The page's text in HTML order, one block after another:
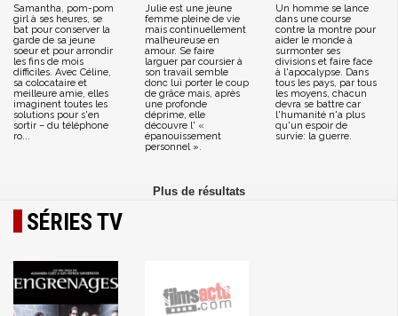
Samantha, pom-pom
girl à ses heures, se
bat pour conserver la
garde de sa jeune
soeur et pour arrondir
les fins de mois
difficiles. Avec Céline,
sa colocataire et
meilleure amie, elles
imaginent toutes les
solutions pour s'en
sortir – du téléphone
ro...
Julie est une jeune
femme pleine de vie
mais continuellement
malheureuse en
amour. Se faire
larguer par coursier à
son travail semble
donc lui porter le coup
de grâce mais, après
une profonde
déprime, elle
découvre l' «
épanouissement
personnel ».
Un homme se lance
dans une course
contre la montre pour
aider le monde à
surmonter ses
divisions et faire face
à l'apocalypse. Dans
tous les pays, par tous
les moyens, chacun
devra se battre car
l'humanité n'a plus
qu'un espoir de
survie: la guerre.
SÉRIES TV